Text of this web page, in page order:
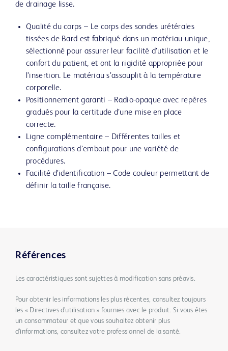
de drainage lisse.
Qualité du corps – Le corps des sondes urétérales
tissées de Bard est fabriqué dans un matériau unique,
sélectionné pour assurer leur facilité d’utilisation et le
confort du patient, et ont la rigidité appropriée pour
l’insertion. Le matériau s’assouplit à la température
corporelle.
Positionnement garanti – Radio-opaque avec repères
gradués pour la certitude d’une mise en place
correcte.
Ligne complémentaire – Différentes tailles et
configurations d’embout pour une variété de
procédures.
Facilité d’identification – Code couleur permettant de
définir la taille française.
Références
Les caractéristiques sont sujettes à modification sans préavis.
Pour obtenir les informations les plus récentes, consultez toujours
les « Directives d’utilisation » fournies avec le produit. Si vous êtes
un consommateur et que vous souhaitez obtenir plus
d’informations, consultez votre professionnel de la santé.